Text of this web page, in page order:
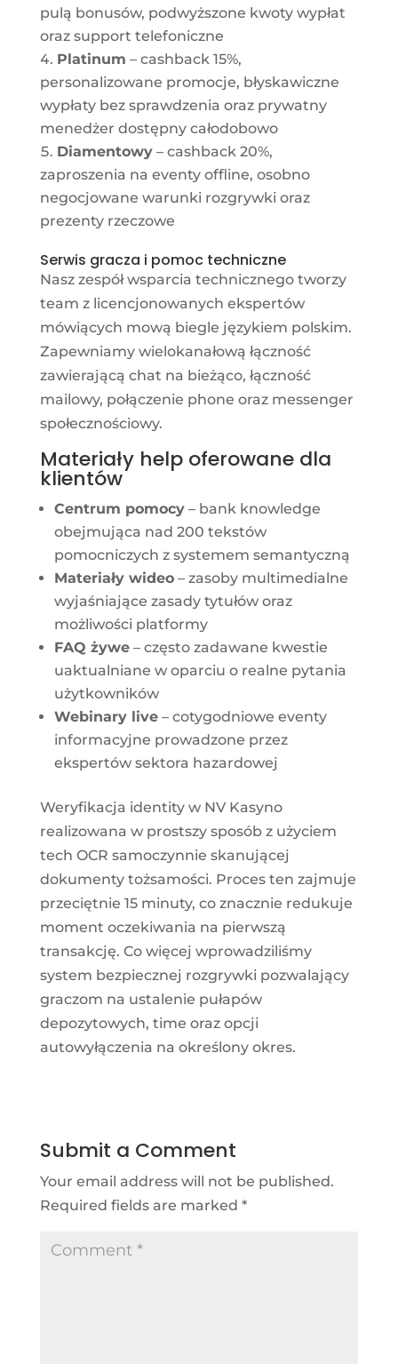
pulą bonusów, podwyższone kwoty wypłat
oraz support telefoniczne
Platinum – cashback 15%,
personalizowane promocje, błyskawiczne
wypłaty bez sprawdzenia oraz prywatny
menedżer dostępny całodobowo
Diamentowy– cashback 20%,
zaproszenia na eventy offline, osobno
negocjowane warunki rozgrywki oraz
prezenty rzeczowe
Serwis gracza i pomoc techniczne
Nasz zespół wsparcia technicznego tworzy
team z licencjonowanych ekspertów
mówiących mową biegle językiem polskim.
Zapewniamy wielokanałową łączność
zawierającą chat na bieżąco, łączność
mailowy, połączenie phone oraz messenger
społecznościowy.
Materiały help oferowane dla
klientów
Centrum pomocy– bank knowledge
obejmująca nad 200 tekstów
pomocniczych z systemem semantyczną
Materiały wideo– zasoby multimedialne
wyjaśniające zasady tytułów oraz
możliwości platformy
FAQ żywe– często zadawane kwestie
uaktualniane w oparciu o realne pytania
użytkowników
Webinary live– cotygodniowe eventy
informacyjne prowadzone przez
ekspertów sektora hazardowej
Weryfikacja identity w NV Kasyno
realizowana w prostszy sposób z użyciem
tech OCR samoczynnie skanującej
dokumenty tożsamości. Proces ten zajmuje
przeciętnie 15 minuty, co znacznie redukuje
moment oczekiwania na pierwszą
transakcję. Co więcej wprowadziliśmy
system bezpiecznej rozgrywki pozwalający
graczom na ustalenie pułapów
depozytowych, time oraz opcji
autowyłączenia na określony okres.
Submit a Comment
Your email address will not be published.
Required fields are marked *